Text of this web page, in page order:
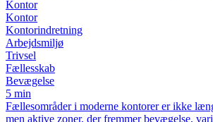
Kontor
Kontor
Kontorindretning
Arbejdsmiljø
Trivsel
Fællesskab
Bevægelse
5 min
Fællesområder i moderne kontorer er ikke
men aktive zoner, der fremmer bevægelse,